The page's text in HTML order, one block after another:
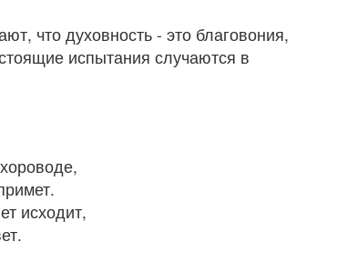
что духовность - это благовония,
испытания случаются в
исходит,